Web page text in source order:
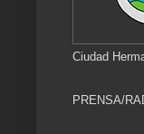
Ciudad
PRENSA/